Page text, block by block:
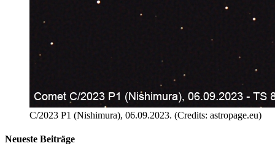
C/2023 P1 (Nishimura), 06.09.2023. (Credits: astropage.eu)
Neueste Beiträge